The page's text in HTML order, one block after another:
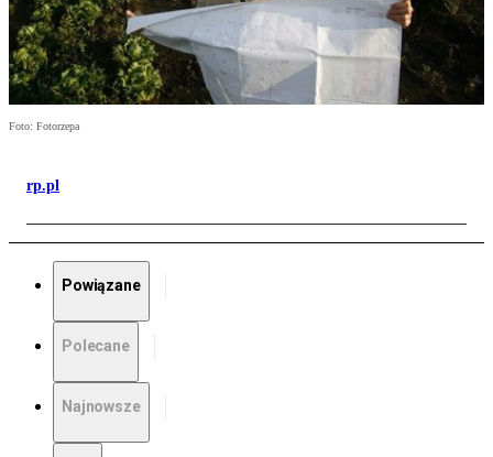
Foto: Fotorzepa
rp.pl
Powiązane
Polecane
Najnowsze